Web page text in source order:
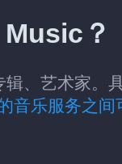
？
、艺术家。
音乐服务之间